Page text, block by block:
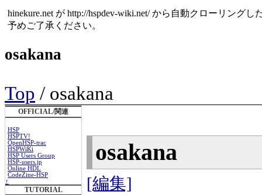
hinekure.net が http://hspdev-wiki.net/ から自動クローリング
予めご了承ください。
osakana
Top / osakana
OFFICIAL/関連
HSP
HSPTV!
OpenHSP-trac
HSPWiKi
HSP Users Group
HSP-users.jp
Online HDL
CodeZine-HSP
↑
TUTORIAL
osakana
[編集]